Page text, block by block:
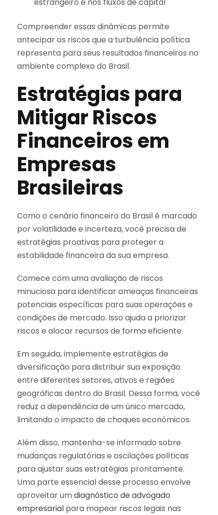
Compreender essas dinâmicas permite
antecipar os riscos que a turbulência política
representa para seus resultados financeiros no
ambiente complexo do Brasil.
Estratégias para
Mitigar Riscos
Financeiros em
Empresas
Brasileiras
Como o cenário financeiro do Brasil é marcado
por volatilidade e incerteza, você precisa de
estratégias proativas para proteger a
estabilidade financeira da sua empresa.
Comece com uma avaliação de riscos
minuciosa para identificar ameaças financeiras
potenciais específicas para suas operações e
condições de mercado. Isso ajuda a priorizar
riscos e alocar recursos de forma eficiente.
Em seguida, implemente estratégias de
diversificação para distribuir sua exposição
entre diferentes setores, ativos e regiões
geográficas dentro do Brasil. Dessa forma, você
reduz a dependência de um único mercado,
limitando o impacto de choques econômicos.
Além disso, mantenha-se informado sobre
mudanças regulatórias e oscilações políticas
para ajustar suas estratégias prontamente.
Uma parte essencial desse processo envolve
aproveitar umdiagnóstico de advogado
empresarial para mapear riscos legais nas